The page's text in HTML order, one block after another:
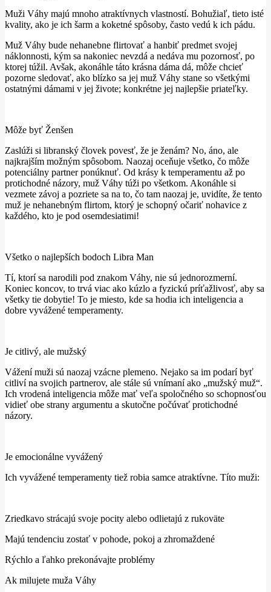
Muži Váhy majú mnoho atraktívnych vlastností. Bohužiaľ, tieto isté
kvality, ako je ich šarm a koketné spôsoby, často vedú k ich pádu.
Muž Váhy bude nehanebne flirtovať a hanbiť predmet svojej
náklonnosti, kým sa nakoniec nevzdá a nedáva mu pozornosť, po
ktorej túžil. Avšak, akonáhle táto krásna dáma dá, môže chcieť
pozorne sledovať, ako blízko sa jej muž Váhy stane so všetkými
ostatnými dámami v jej živote; konkrétne jej najlepšie priateľky.
Môže byť Ženšen
Zaslúži si libranský človek povesť, že je ženám? No, áno, ale
najkrajším možným spôsobom. Naozaj oceňuje všetko, čo môže
potenciálny partner ponúknuť. Od krásy k temperamentu až po
protichodné názory, muž Váhy túži po všetkom. Akonáhle si
vezmete závoj a pozriete sa na to, čo tam naozaj je, uvidíte, že tento
muž je nehanebným flirtom, ktorý je schopný očariť nohavice z
každého, kto je pod osemdesiatimi!
Všetko o najlepších bodoch Libra Man
Tí, ktorí sa narodili pod znakom Váhy, nie sú jednorozmerní.
Koniec koncov, to trvá viac ako kúzlo a fyzickú príťažlivosť, aby sa
všetky tie dobytie! To je miesto, kde sa hodia ich inteligencia a
dobre vyvážené temperamenty.
Je citlivý, ale mužský
Vážení muži sú naozaj vzácne plemeno. Nejako sa im podarí byť
citliví na svojich partnerov, ale stále sú vnímaní ako „mužský muž“.
Ich vrodená inteligencia môže mať veľa spoločného so schopnosťou
vidieť obe strany argumentu a skutočne počúvať protichodné
názory.
Je emocionálne vyvážený
Ich vyvážené temperamenty tiež robia samce atraktívne. Títo muži:
Zriedkavo strácajú svoje pocity alebo odlietajú z rukoväte
Majú tendenciu zostať v pohode, pokoj a zhromaždené
Rýchlo a ľahko prekonávajte problémy
Ak milujete muža Váhy